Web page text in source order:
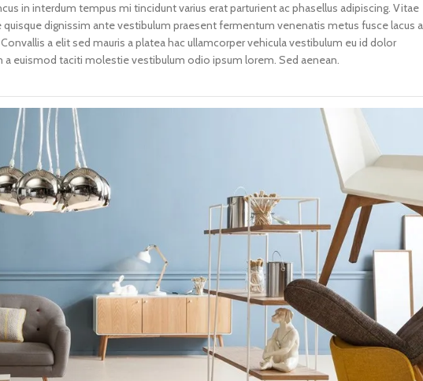
in interdum tempus mi tincidunt varius erat parturient ac phasellus adipiscing. Vitae
dignissim ante vestibulum praesent fermentum venenatis metus fusce lacus a
a elit sed mauris a platea hac ullamcorper vehicula vestibulum eu id dolor
a euismod taciti molestie vestibulum odio ipsum lorem. Sed aenean.